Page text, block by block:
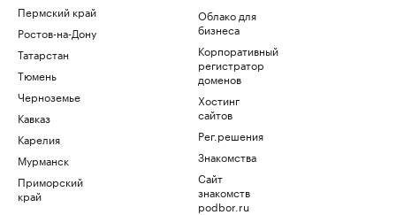
Пермский край
Ростов-на-Дону
Татарстан
Тюмень
Черноземье
Кавказ
Карелия
Мурманск
Приморский
край
Облако для
бизнеса
Корпоративный
регистратор
доменов
Хостинг
сайтов
Рег.решения
Знакомства
Сайт
знакомств
podbor.ru